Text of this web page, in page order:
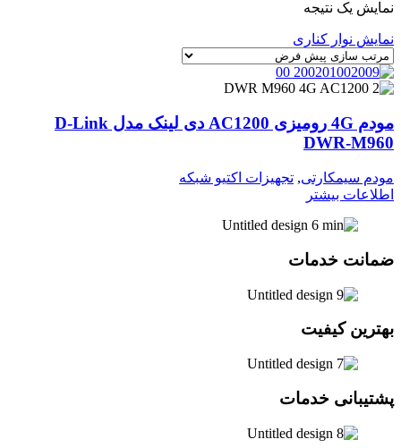
نمایش یک نتیجه
نمایش نوار کناری
مودم 4G رومیزی AC1200 دی لینک مدل D-Link
DWR-M960
مودم سیمکارتی, تجهیزات اکتیو شبکه
اطلاعات بیشتر
ضمانت خدمات
بهترین کیفیت
پشتیبانی خدمات